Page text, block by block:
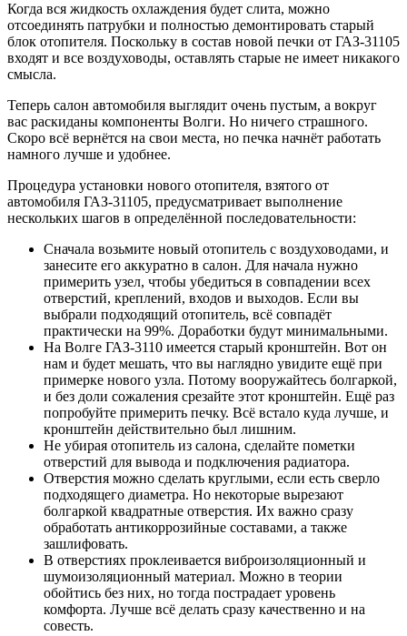
Когда вся жидкость охлаждения будет слита, можно
отсоединять патрубки и полностью демонтировать старый
блок отопителя. Поскольку в состав новой печки от ГАЗ-31105
входят и все воздуховоды, оставлять старые не имеет никакого
смысла.
Теперь салон автомобиля выглядит очень пустым, а вокруг
вас раскиданы компоненты Волги. Но ничего страшного.
Скоро всё вернётся на свои места, но печка начнёт работать
намного лучше и удобнее.
Процедура установки нового отопителя, взятого от
автомобиля ГАЗ-31105, предусматривает выполнение
нескольких шагов в определённой последовательности:
Сначала возьмите новый отопитель с воздуховодами, и
занесите его аккуратно в салон. Для начала нужно
примерить узел, чтобы убедиться в совпадении всех
отверстий, креплений, входов и выходов. Если вы
выбрали подходящий отопитель, всё совпадёт
практически на 99%. Доработки будут минимальными.
На Волге ГАЗ-3110 имеется старый кронштейн. Вот он
нам и будет мешать, что вы наглядно увидите ещё при
примерке нового узла. Потому вооружайтесь болгаркой,
и без доли сожаления срезайте этот кронштейн. Ещё раз
попробуйте примерить печку. Всё встало куда лучше, и
кронштейн действительно был лишним.
Не убирая отопитель из салона, сделайте пометки
отверстий для вывода и подключения радиатора.
Отверстия можно сделать круглыми, если есть сверло
подходящего диаметра. Но некоторые вырезают
болгаркой квадратные отверстия. Их важно сразу
обработать антикоррозийные составами, а также
зашлифовать.
В отверстиях проклеивается виброизоляционный и
шумоизоляционный материал. Можно в теории
обойтись без них, но тогда пострадает уровень
комфорта. Лучше всё делать сразу качественно и на
совесть.